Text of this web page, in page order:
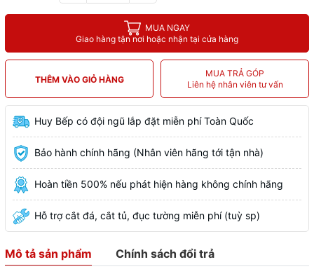
MUA NGAY
Giao hàng tận nơi hoặc nhận tại cửa hàng
THÊM VÀO GIỎ HÀNG
MUA TRẢ GÓP
Liên hệ nhân viên tư vấn
Huy Bếp có đội ngũ lắp đặt miễn phí Toàn Quốc
Bảo hành chính hãng (Nhân viên hãng tới tận nhà)
Hoàn tiền 500% nếu phát hiện hàng không chính hãng
Hỗ trợ cắt đá, cắt tủ, đục tường miễn phí (tuỳ sp)
Mô tả sản phẩm Chính sách đổi trả